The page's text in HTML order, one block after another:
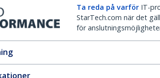
Ta reda på varför IT-
StarTech.com när det
för